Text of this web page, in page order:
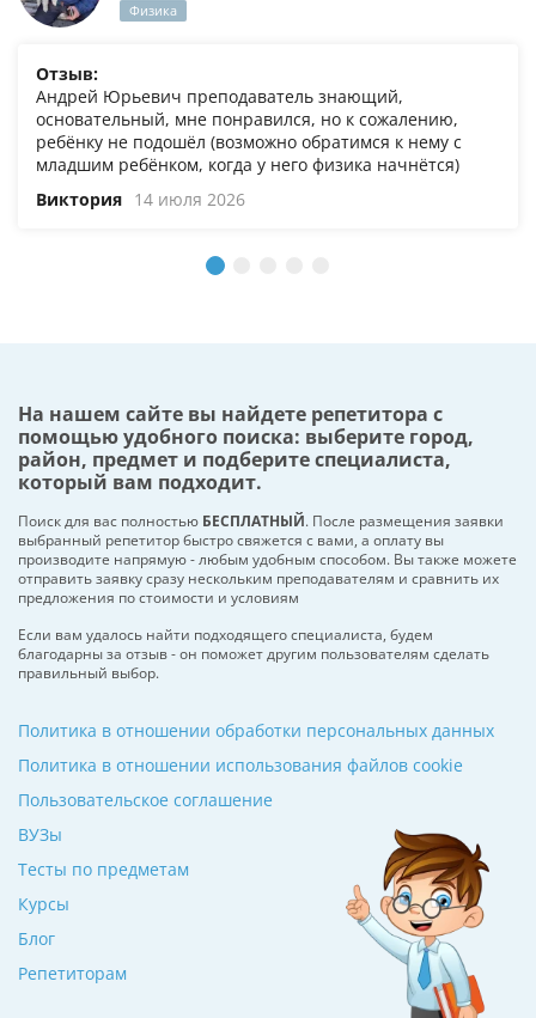
Физика
Отзыв:
Андрей Юрьевич преподаватель знающий,
основательный, мне понравился, но к сожалению,
ребёнку не подошёл (возможно обратимся к нему с
младшим ребёнком, когда у него физика начнётся)
Виктория 14 июля 2026
На нашем сайте вы найдете репетитора с
помощью удобного поиска: выберите город,
район, предмет и подберите специалиста,
который вам подходит.
Поиск для вас полностью БЕСПЛАТНЫЙ. После размещения заявки
выбранный репетитор быстро свяжется с вами, а оплату вы
производите напрямую - любым удобным способом. Вы также можете
отправить заявку сразу нескольким преподавателям и сравнить их
предложения по стоимости и условиям
Если вам удалось найти подходящего специалиста, будем
благодарны за отзыв - он поможет другим пользователям сделать
правильный выбор.
ВУЗы
Тесты по предметам
Курсы
Блог
Репетиторам
Политика в отношении обработки персональных данных
Политика в отношении использования файлов cookie
Пользовательское соглашение